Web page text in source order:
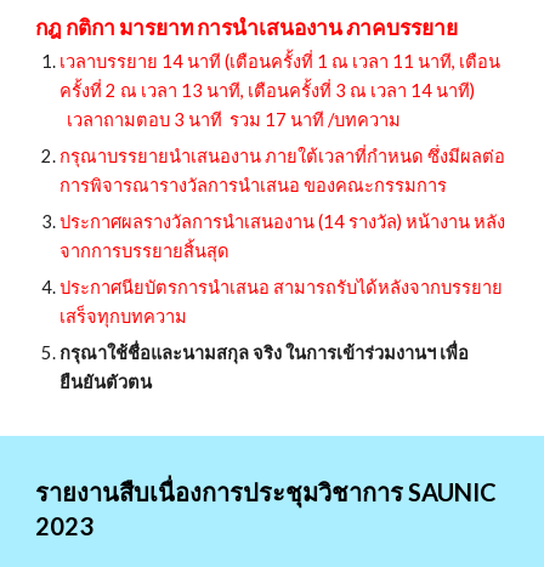
กฎ กติกา มารยาท การนำเสนองาน ภาคบรรยาย
เวลาบรรยาย 14นาที (เตือนครั้งที่ 1 ณ เวลา 11 นาที, เตือน
ครั้งที่ 2 ณ เวลา 13 นาที, เตือนครั้งที่ 3 ณ เวลา 14นาที)
เวลาถามตอบ 3 นาที รวม 17 นาที /บทความ
กรุณาบรรยายนำเสนองาน ภายใต้เวลาที่กำหนด ซึ่งมีผลต่อ
การพิจารณารางวัลการนำเสนอ ของคณะกรรมการ
ประกาศผลรางวัลการนำเสนองาน (14 รางวัล) หน้างาน หลัง
จากการบรรยายสิ้นสุด
ประกาศนียบัตรการนำเสนอ สามารถรับได้หลังจากบรรยาย
เสร็จทุกบทความ
กรุณาใช้ชื่อและนามสกุล จริง ในการเข้าร่วมงานฯ เพื่อ
ยืนยันตัวตน
รายงานสืบเนื่องการประชุมวิชาการ SAUNIC
2023